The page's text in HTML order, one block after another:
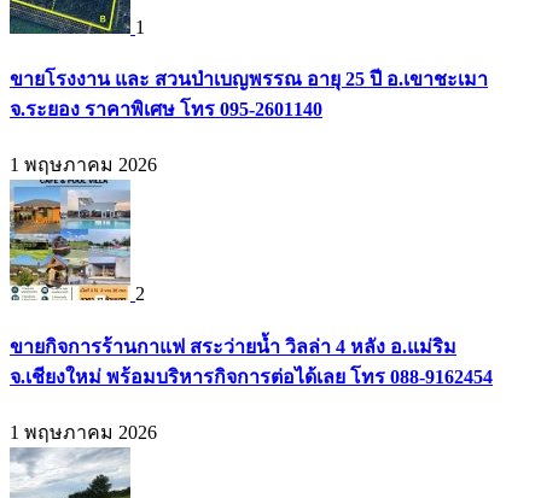
1
ขายโรงงาน และ สวนป่าเบญพรรณ อายุ 25 ปี อ.เขาชะเมา
จ.ระยอง ราคาพิเศษ โทร 095-2601140
1 พฤษภาคม 2026
2
ขายกิจการร้านกาแฟ สระว่ายน้ำ วิลล่า 4 หลัง อ.แม่ริม
จ.เชียงใหม่ พร้อมบริหารกิจการต่อได้เลย โทร 088-9162454
1 พฤษภาคม 2026